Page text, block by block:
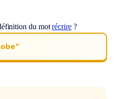
du motrécrire?